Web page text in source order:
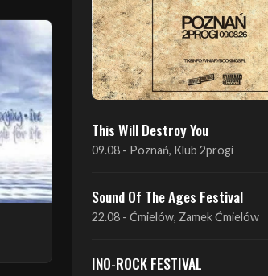
This Will Destroy You
09.08 - Poznań, Klub 2progi
Sound Of The Ages Festival
22.08 - Ćmielów, Zamek Ćmielów
INO-ROCK FESTIVAL
29.08 - Inowrocław, Plac Imprez, ul.